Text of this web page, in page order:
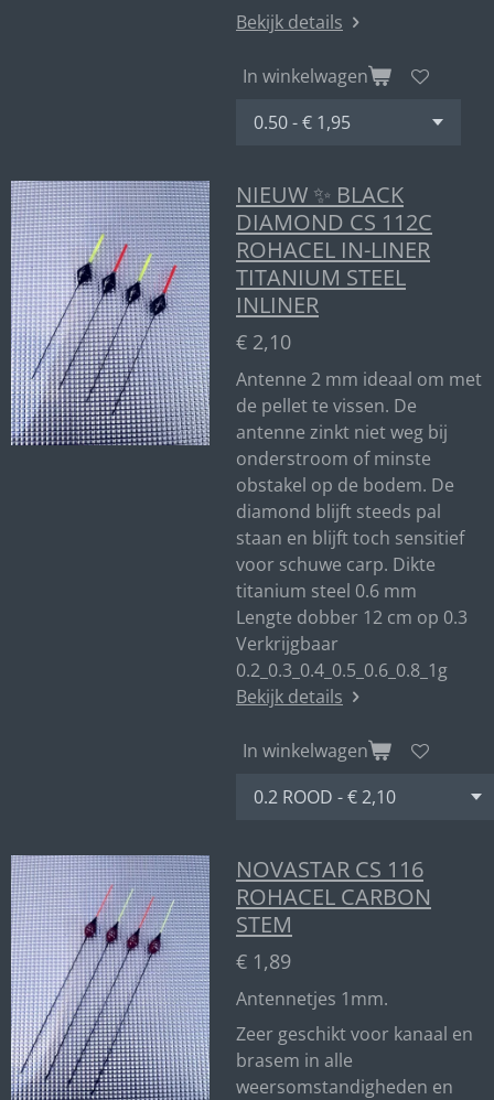
Bekijk details
In winkelwagen
NIEUW ✨ BLACK
DIAMOND CS 112C
ROHACEL IN-LINER
TITANIUM STEEL
INLINER
€ 2,10
Antenne 2 mm ideaal om met
de pellet te vissen. De
antenne zinkt niet weg bij
onderstroom of minste
obstakel op de bodem. De
diamond blijft steeds pal
staan en blijft toch sensitief
voor schuwe carp. Dikte
titanium steel 0.6 mm
Lengte dobber 12 cm op 0.3
Verkrijgbaar
0.2_0.3_0.4_0.5_0.6_0.8_1g
Bekijk details
In winkelwagen
NOVASTAR CS 116
ROHACEL CARBON
STEM
€ 1,89
Antennetjes 1mm.
Zeer geschikt voor kanaal en
brasem in alle
weersomstandigheden en